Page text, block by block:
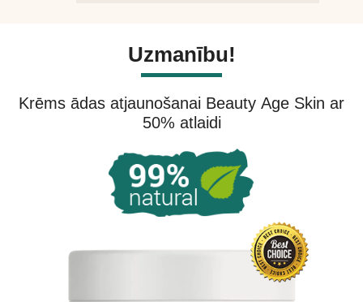
Uzmanību!
Krēms ādas atjaunošanai Beauty Age Skin ar
50% atlaidi